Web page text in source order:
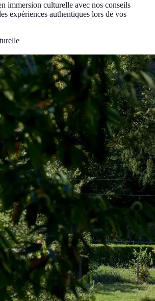
immersion culturelle avec nos conseils
expériences authentiques lors de vos